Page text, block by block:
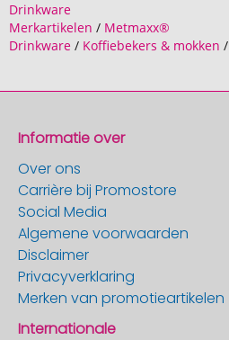
Drinkware
Merkartikelen / Metmaxx®
Drinkware / Koffiebekers & mokken /
Informatie over
Over ons
Carrière bij Promostore
Social Media
Algemene voorwaarden
Disclaimer
Privacyverklaring
Merken van promotieartikelen
Internationale